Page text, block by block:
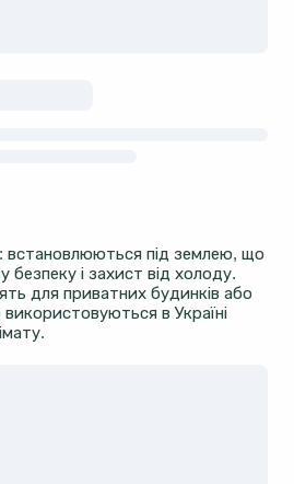
встановлюються під землею, що
безпеку і захист від холоду.
для приватних будинків або
в Україні